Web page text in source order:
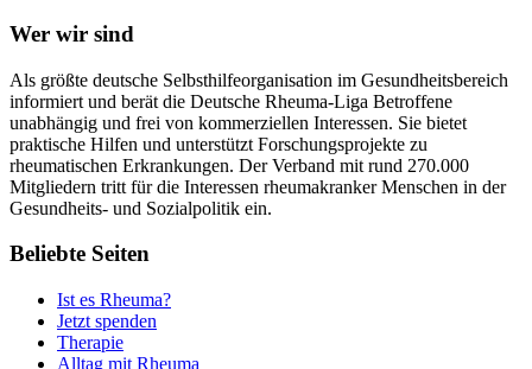
Wer wir sind
Als größte deutsche Selbsthilfeorganisation im Gesundheitsbereich
informiert und berät die Deutsche Rheuma-Liga Betroffene
unabhängig und frei von kommerziellen Interessen. Sie bietet
praktische Hilfen und unterstützt Forschungsprojekte zu
rheumatischen Erkrankungen. Der Verband mit rund 270.000
Mitgliedern tritt für die Interessen rheumakranker Menschen in der
Gesundheits- und Sozialpolitik ein.
Beliebte Seiten
Ist es Rheuma?
Jetzt spenden
Therapie
Alltag mit Rheuma